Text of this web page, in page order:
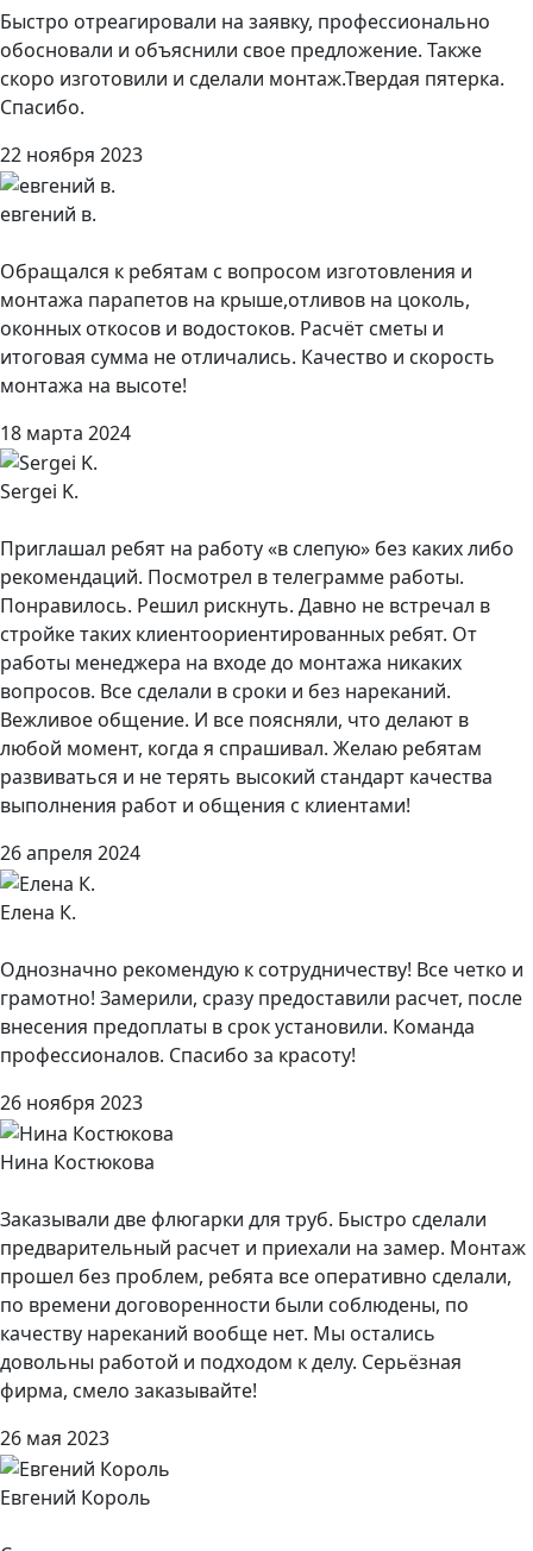
Быстро отреагировали на заявку, профессионально
обосновали и объяснили свое предложение. Также
скоро изготовили и сделали монтаж.Твердая пятерка.
Спасибо.
22 ноября 2023
евгений в.
Обращался к ребятам с вопросом изготовления и
монтажа парапетов на крыше,отливов на цоколь,
оконных откосов и водостоков. Расчёт сметы и
итоговая сумма не отличались. Качество и скорость
монтажа на высоте!
18 марта 2024
Sergei K.
Приглашал ребят на работу «в слепую» без каких либо
рекомендаций. Посмотрел в телеграмме работы.
Понравилось. Решил рискнуть. Давно не встречал в
стройке таких клиентоориентированных ребят. От
работы менеджера на входе до монтажа никаких
вопросов. Все сделали в сроки и без нареканий.
Вежливое общение. И все поясняли, что делают в
любой момент, когда я спрашивал. Желаю ребятам
развиваться и не терять высокий стандарт качества
выполнения работ и общения с клиентами!
26 апреля 2024
Елена К.
Однозначно рекомендую к сотрудничеству! Все четко и
грамотно! Замерили, сразу предоставили расчет, после
внесения предоплаты в срок установили. Команда
профессионалов. Спасибо за красоту!
26 ноября 2023
Нина Костюкова
Заказывали две флюгарки для труб. Быстро сделали
предварительный расчет и приехали на замер. Монтаж
прошел без проблем, ребята все оперативно сделали,
по времени договоренности были соблюдены, по
качеству нареканий вообще нет. Мы остались
довольны работой и подходом к делу. Серьёзная
фирма, смело заказывайте!
26 мая 2023
Евгений Король